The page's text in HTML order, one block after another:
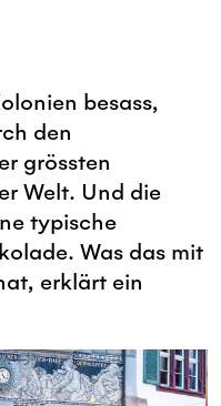
besass,
den
grössten
Welt. Und die
typische
Was das mit
erklärt ein